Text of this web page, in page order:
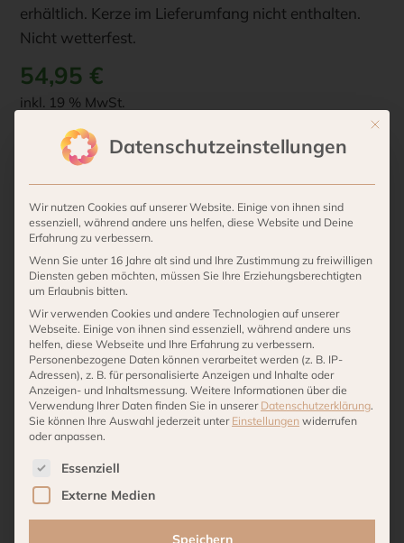
erhältlich. Kerze im Lieferumfang nicht enthalten.
Nicht wetterfest.
54,95 €
inkl. 19 % MwSt.
Lieferzeit:
BLOMUS
"FINCA"
schwarz
Menge
Kategorien:Windlichter
Stöcken,Living
Beschreibung
Material: Stahl, Glas
Höhe: 41 cm, Breite: 20 cm, Länge: 20 cm
Größe: S
Gewicht: 2,51 kg
Nicht Outdoor geeignet
Mit
Datenschutzeinstellungen
Wir nutzen Cookies auf unserer Website. Einige von ihnen sind
essenziell, während andere uns helfen, diese Website und Deine
Erfahrung zu verbessern.
Wenn Sie unter 16 Jahre alt sind und Ihre Zustimmung zu freiwilligen
Diensten geben möchten, müssen Sie Ihre Erziehungsberechtigten
um Erlaubnis bitten.
Wir verwenden Cookies und andere Technologien auf unserer
Webseite. Einige von ihnen sind essenziell, während andere uns
helfen, diese Webseite und Ihre Erfahrung zu verbessern.
Personenbezogene Daten können verarbeitet werden (z. B. IP-
Adressen), z. B. für personalisierte Anzeigen und Inhalte oder
Anzeigen- und Inhaltsmessung. Weitere Informationen über die
Verwendung Ihrer Daten finden Sie in unserer Datenschutzerklärung.
Sie können Ihre Auswahl jederzeit unter Einstellungen widerrufen
oder anpassen.
Es folgt eine Liste der Service-Gruppen, für die eine
Essenziell
Externe Medien
Speichern